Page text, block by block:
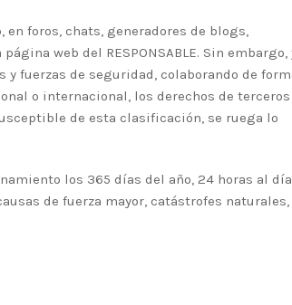
foros, chats, generadores de blogs,
web del RESPONSABLE. Sin embargo,
y fuerzas de seguridad, colaborando de
o internacional, los derechos de terceros
de esta clasificación, se ruega lo
los 365 días del año, 24 horas al
de fuerza mayor, catástrofes naturales,